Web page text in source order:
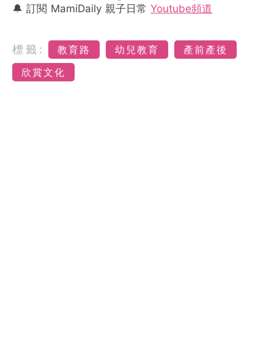
🔔 訂閱 MamiDaily 親子日常 Youtube頻道
標籤: 教育路 幼兒教育
產前產後
欣賞文化